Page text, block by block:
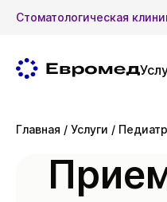
Стоматологическая
Главная / Услуги /